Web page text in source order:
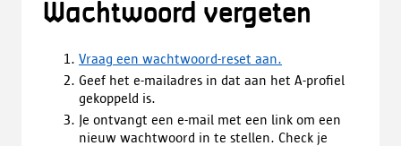
Wachtwoord vergeten
Vraag een wachtwoord-reset aan.
Geef het e-mailadres in dat aan het A-profiel
gekoppeld is.
Je ontvangt een e-mail met een link om een
nieuw wachtwoord in te stellen. Check je